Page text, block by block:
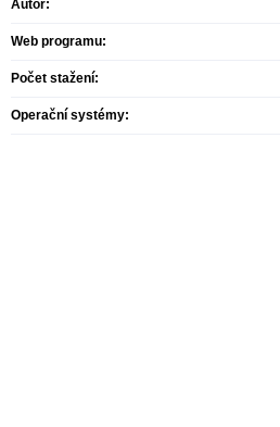
Autor:
Web programu:
Počet stažení:
Operační systémy: